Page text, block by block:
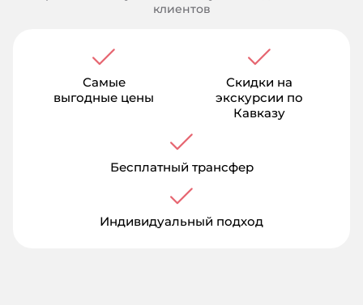
клиентов
Самые
выгодные цены
Скидки на
экскурсии по
Кавказу
Бесплатный трансфер
Индивидуальный подход